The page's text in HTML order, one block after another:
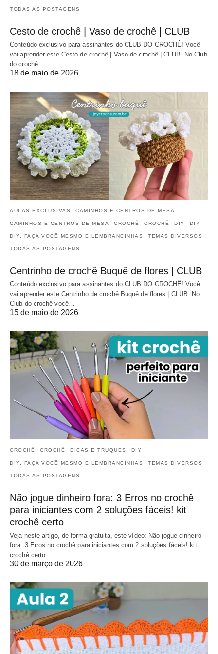
TODAS AS POSTAGENS
Cesto de crochê | Vaso de crochê | CLUB
Conteúdo exclusivo para assinantes do CLUB DO CROCHÊ! Você
vai aprender este Cesto de crochê | Vaso de crochê | CLUB. No Club
do crochê…
18 de maio de 2026
AULAS EXCLUSIVAS CAMINHOS E CENTROS DE MESA
CAMINHOS E CENTROS DE MESA CROCHÊ CROCHÊ DIY DIY
DIY, FAÇA VOCÊ MESMO E LEMBRANCINHAS TEMAS DIVERSOS
TODAS AS POSTAGENS
Centrinho de crochê Buquê de flores | CLUB
Conteúdo exclusivo para assinantes do CLUB DO CROCHÊ! Você
vai aprender este Centrinho de crochê Buquê de flores | CLUB. No
Club do crochê você…
15 de maio de 2026
CROCHÊ CROCHÊ DICAS E TRUQUES DIY
DIY, FAÇA VOCÊ MESMO E LEMBRANCINHAS TEMAS DIVERSOS
TODAS AS POSTAGENS
Não jogue dinheiro fora: 3 Erros no crochê
para iniciantes com 2 soluções fáceis! kit
crochê certo
Veja neste artigo, de forma gratuita, este vídeo: Não jogue dinheiro
fora: 3 Erros no crochê para iniciantes com 2 soluções fáceis! kit
crochê certo.…
30 de março de 2026